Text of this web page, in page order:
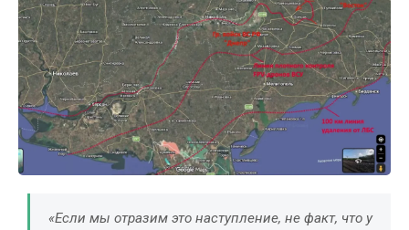
«Если мы отразим это наступление, не факт, что у